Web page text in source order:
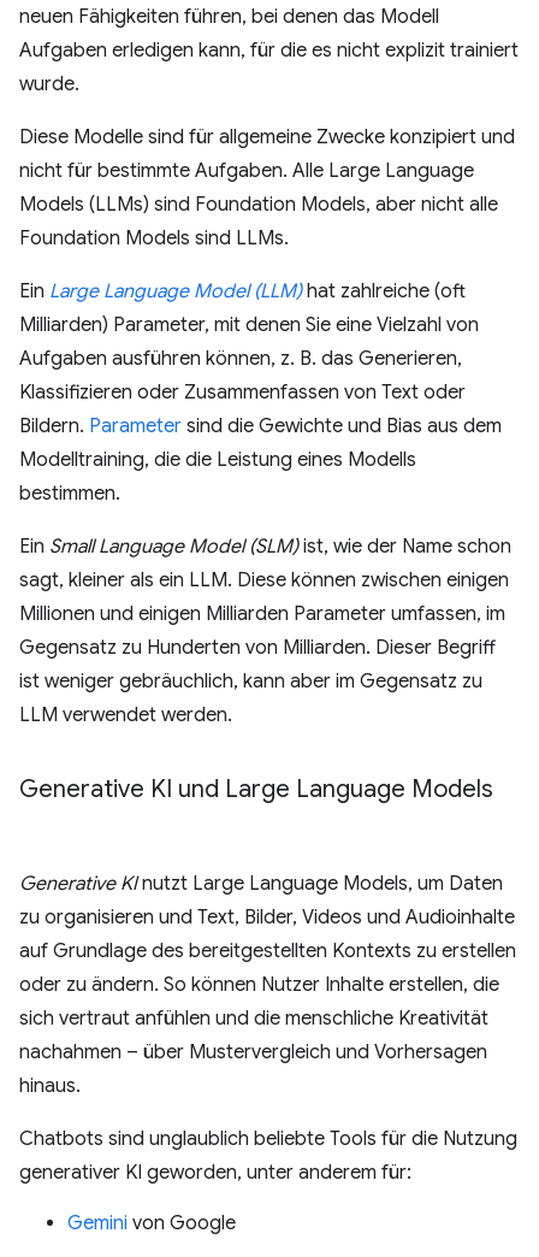
neuen Fähigkeiten führen, bei denen das Modell
Aufgaben erledigen kann, für die es nicht explizit trainiert
wurde.
Diese Modelle sind für allgemeine Zwecke konzipiert und
nicht für bestimmte Aufgaben. Alle Large Language
Models (LLMs) sind Foundation Models, aber nicht alle
Foundation Models sind LLMs.
Ein Large Language Model (LLM)hat zahlreiche (oft
Milliarden) Parameter, mit denen Sie eine Vielzahl von
Aufgaben ausführen können, z. B. das Generieren,
Klassifizieren oder Zusammenfassen von Text oder
Bildern. Parameter sind die Gewichte und Bias aus dem
Modelltraining, die die Leistung eines Modells
bestimmen.
Ein Small Language Model (SLM)ist, wie der Name schon
sagt, kleiner als ein LLM. Diese können zwischen einigen
Millionen und einigen Milliarden Parameter umfassen, im
Gegensatz zu Hunderten von Milliarden. Dieser Begriff
ist weniger gebräuchlich, kann aber im Gegensatz zu
LLM verwendet werden.
Generative KI und Large Language Models
Generative KInutzt Large Language Models, um Daten
zu organisieren und Text, Bilder, Videos und Audioinhalte
auf Grundlage des bereitgestellten Kontexts zu erstellen
oder zu ändern. So können Nutzer Inhalte erstellen, die
sich vertraut anfühlen und die menschliche Kreativität
nachahmen – über Mustervergleich und Vorhersagen
hinaus.
Chatbots sind unglaublich beliebte Tools für die Nutzung
generativer KI geworden, unter anderem für:
Gemini von Google